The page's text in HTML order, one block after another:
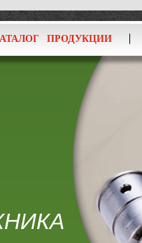
ПРОДУКЦИИ